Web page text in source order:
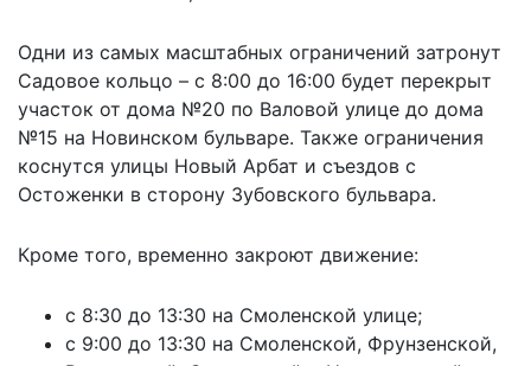
Одни из самых масштабных ограничений затронут
Садовое кольцо – с 8:00 до 16:00 будет перекрыт
участок от дома №20 по Валовой улице до дома
№15 на Новинском бульваре. Также ограничения
коснутся улицы Новый Арбат и съездов с
Остоженки в сторону Зубовского бульвара.
Кроме того, временно закроют движение:
с 8:30 до 13:30 на Смоленской улице;
с 9:00 до 13:30 на Смоленской, Фрунзенской,